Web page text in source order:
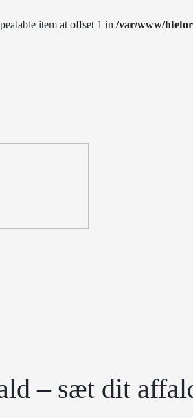
item at offset 1 in /var/www/
– sæt dit